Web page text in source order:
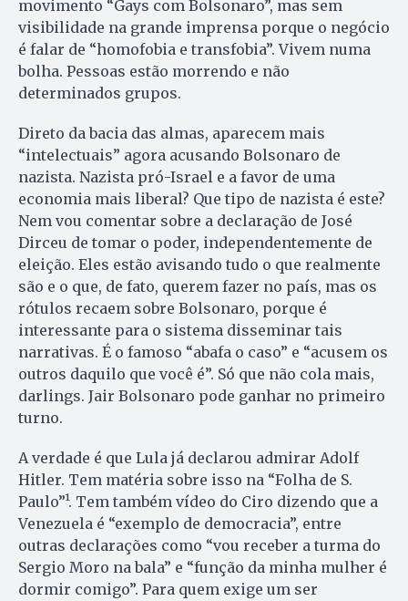
movimento “Gays com Bolsonaro”, mas sem
visibilidade na grande imprensa porque o negócio
é falar de “homofobia e transfobia”. Vivem numa
bolha. Pessoas estão morrendo e não
determinados grupos.
Direto da bacia das almas, aparecem mais
“intelectuais” agora acusando Bolsonaro de
nazista. Nazista pró-Israel e a favor de uma
economia mais liberal? Que tipo de nazista é este?
Nem vou comentar sobre a declaração de José
Dirceu de tomar o poder, independentemente de
eleição. Eles estão avisando tudo o que realmente
são e o que, de fato, querem fazer no país, mas os
rótulos recaem sobre Bolsonaro, porque é
interessante para o sistema disseminar tais
narrativas. É o famoso “abafa o caso” e “acusem os
outros daquilo que você é”. Só que não cola mais,
darlings. Jair Bolsonaro pode ganhar no primeiro
turno.
A verdade é que Lula já declarou admirar Adolf
Hitler. Tem matéria sobre isso na “Folha de S.
Paulo”¹. Tem também vídeo do Ciro dizendo que a
Venezuela é “exemplo de democracia”, entre
outras declarações como “vou receber a turma do
Sergio Moro na bala” e “função da minha mulher é
dormir comigo”. Para quem exige um ser